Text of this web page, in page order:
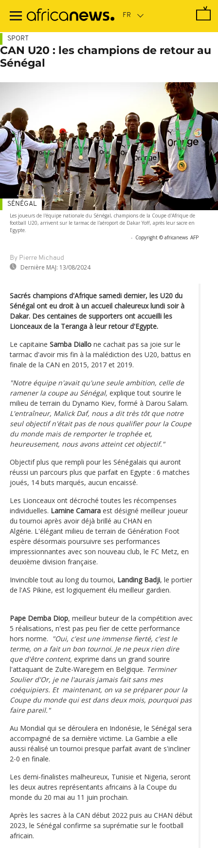
contenu
SPORT
CAN U20 : les champions de retour au
Sénégal
Les joueurs de l'équipe nationale du Sénégal, champions de la Coupe d'Afrique de
football U20, arrivent sur le tarmac de l'aéroport de Dakar Yoff, après leur sacre en
Egypte.
- Copyright © africanews AFP
By Pierre Michaud
Dernière MAJ: 13/08/2024
SÉNÉGAL
Sacrés champions d'Afrique samedi dernier, les U20 du
Sénégal ont eu droit à un accueil chaleureux lundi soir à
Dakar. Des centaines de supporters ont accueilli les
Lionceaux de la Teranga à leur retour d'Egypte.
Le capitaine Samba Diallo ne cachait pas sa joie sur le
tarmac d'avoir mis fin à la malédiction des U20, battus en
finale de la CAN en 2015, 2017 et 2019.
"Notre équipe n'avait qu'une seule ambition, celle de
ramener la coupe au Sénégal, explique tout sourire le
milieu de terrain du Dynamo Kiev, formé à Darou Salam.
L'entraîneur, Malick Daf, nous a dit très tôt que notre
seul objectif n'était pas de nous qualifier pour la Coupe
du monde mais de remporter le trophée et,
heureusement, nous avons atteint cet objectif."
Objectif plus que rempli pour les Sénégalais qui auront
réussi un parcours plus que parfait en Egypte : 6 matches
joués, 14 buts marqués, aucun encaissé.
Les Lionceaux ont décroché toutes les récompenses
individuelles. Lamine Camara est désigné meilleur joueur
du tournoi après avoir déjà brillé au CHAN en
Algérie. L'élégant milieu de terrain de Génération Foot
espère désormais poursuivre ses performances
impressionnantes avec son nouveau club, le FC Metz, en
deuxième division française.
Invincible tout au long du tournoi, Landing Badji, le portier
de l'AS Pikine, est logiquement élu meilleur gardien.
Pape Demba Diop, meilleur buteur de la compétition avec
5 réalisations, n'est pas peu fier de cette performance
hors norme.
"Oui, c'est une immense fierté, c'est le
terme, on a fait un bon tournoi. Je ne peux rien dire
que d'être content, exprime dans un grand sourire
l'attaquant de Zulte-Waregem en Belgique. Terminer
Soulier d'Or, je ne l'aurais jamais fait sans mes
coéquipiers. Et maintenant, on va se préparer pour la
Coupe du monde qui est dans deux mois, pourquoi pas
faire pareil."
Au Mondial qui se déroulera en Indonésie, le Sénégal sera
accompagné de sa dernière victime. La Gambie a elle
aussi réalisé un tournoi presque parfait avant de s'incliner
2-0 en finale.
Les demi-finalistes malheureux, Tunisie et Nigeria, seront
les deux autres représentants africains à la Coupe du
monde du 20 mai au 11 juin prochain.
Après les sacres à la CAN début 2022 puis au CHAN début
2023, le Sénégal confirme sa suprématie sur le football
africain.